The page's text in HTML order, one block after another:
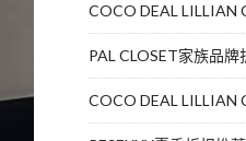
COCO DEAL LILLIAN
PAL CLOSET家族品牌
COCO DEAL LILLIAN